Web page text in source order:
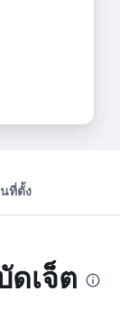
ดเจ็ต
ที่ตั้ง
เจ็ต